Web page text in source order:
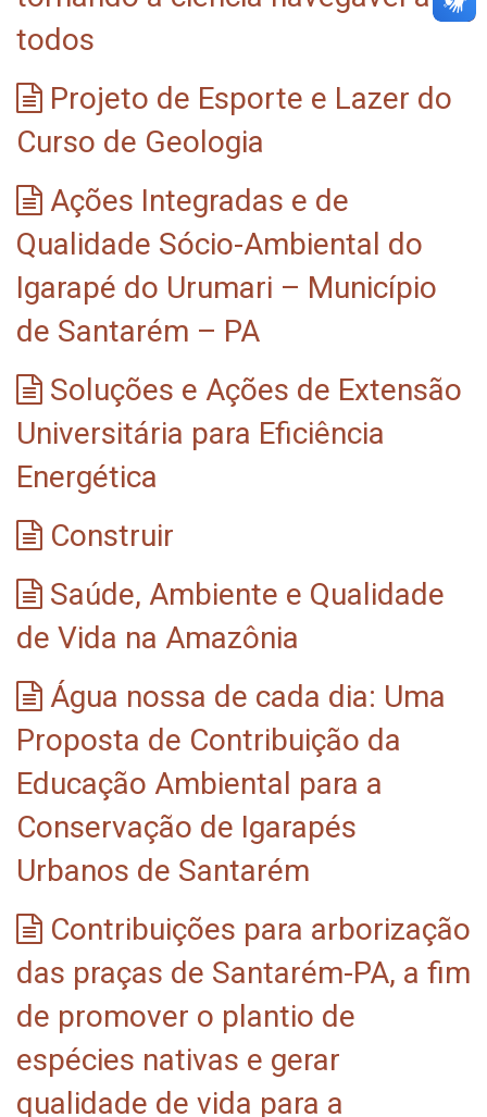
todos
Projeto de Esporte e Lazer do
Curso de Geologia
Ações Integradas e de
Qualidade Sócio-Ambiental do
Igarapé do Urumari – Município
de Santarém – PA
Soluções e Ações de Extensão
Universitária para Eficiência
Energética
Construir
Saúde, Ambiente e Qualidade
de Vida na Amazônia
Água nossa de cada dia: Uma
Proposta de Contribuição da
Educação Ambiental para a
Conservação de Igarapés
Urbanos de Santarém
Contribuições para arborização
das praças de Santarém-PA, a fim
de promover o plantio de
espécies nativas e gerar
qualidade de vida para a